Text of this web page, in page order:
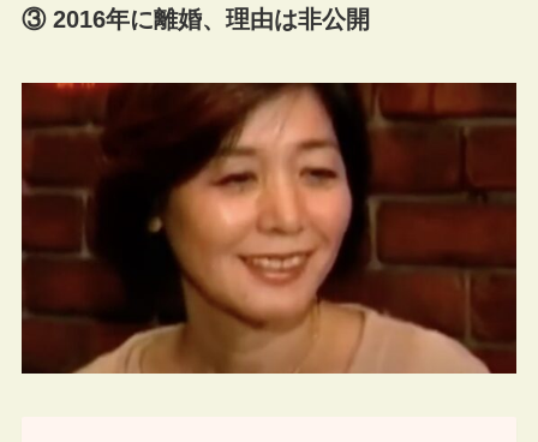
③ 2016年に離婚、理由は非公開